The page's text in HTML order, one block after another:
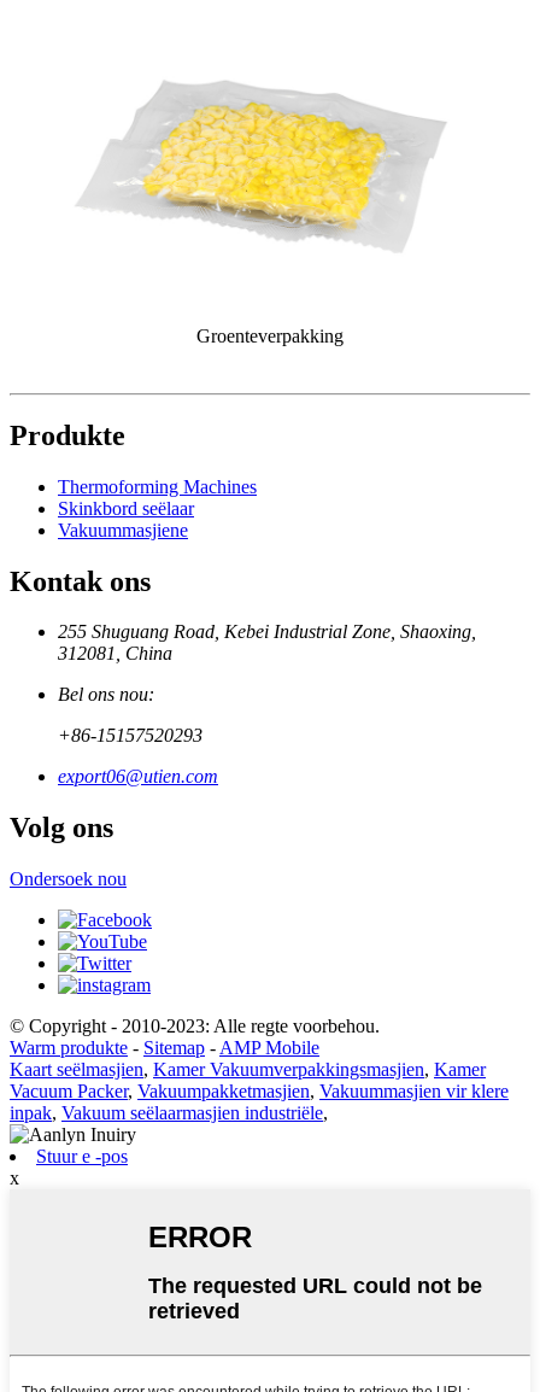
Groenteverpakking
Produkte
Thermoforming Machines
Skinkbord seëlaar
Vakuummasjiene
Kontak ons
255 Shuguang Road, Kebei Industrial Zone, Shaoxing,
312081, China
Bel ons nou:
+86-15157520293
export06@utien.com
Volg ons
Ondersoek nou
© Copyright - 2010-2023: Alle regte voorbehou.
Warm produkte - Sitemap - AMP Mobile
Kaart seëlmasjien, Kamer Vakuumverpakkingsmasjien, Kamer
Vacuum Packer, Vakuumpakketmasjien, Vakuummasjien vir klere
inpak, Vakuum seëlaarmasjien industriële,
Stuur e -pos
x